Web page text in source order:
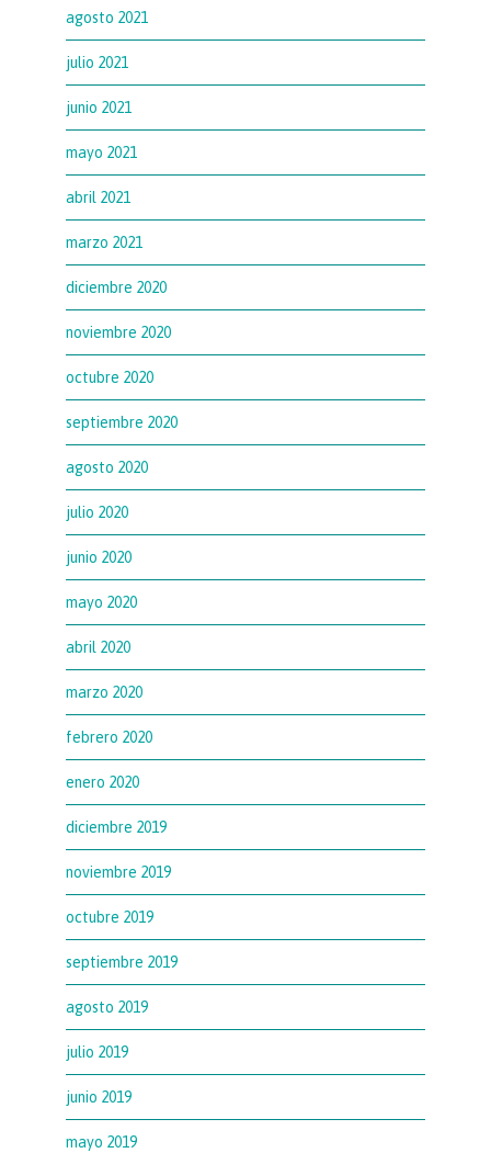
agosto 2021
julio 2021
junio 2021
mayo 2021
abril 2021
marzo 2021
diciembre 2020
noviembre 2020
octubre 2020
septiembre 2020
agosto 2020
julio 2020
junio 2020
mayo 2020
abril 2020
marzo 2020
febrero 2020
enero 2020
diciembre 2019
noviembre 2019
octubre 2019
septiembre 2019
agosto 2019
julio 2019
junio 2019
mayo 2019